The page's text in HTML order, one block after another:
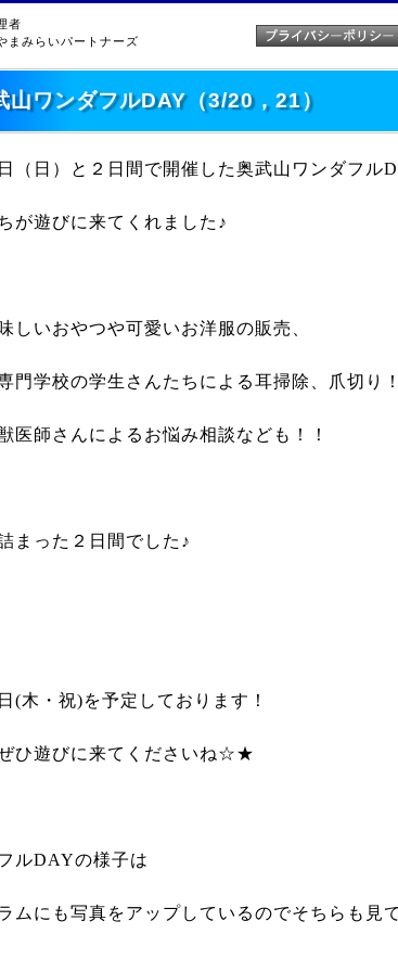
者
まみらいパートナーズ
山ワンダフルDAY（3/20，21）
（日）と２日間で開催した奥武山ワンダフル
が遊びに来てくれました♪
しいおやつや可愛いお洋服の販売、
門学校の学生さんたちによる耳掃除、爪切り！
医師さんによるお悩み相談なども！！
まった２日間でした♪
(木・祝)を予定しております！
ひ遊びに来てくださいね☆★
ルDAYの様子は
ムにも写真をアップしているのでそちらも見